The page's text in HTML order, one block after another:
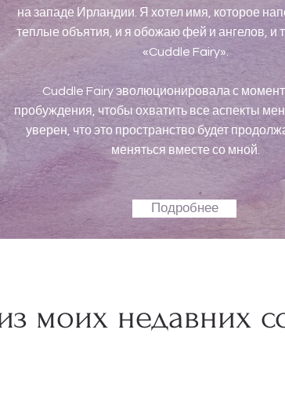
на западе Ирландии. Я хотел имя, которое
теплые объятия, и я обожаю фей и ангелов, и
«Cuddle Fairy».
Cuddle Fairy эволюционировала с
пробуждения, чтобы охватить все аспекты
уверен, что это пространство будет
меняться вместе со мной.
Подробнее
моих недавних